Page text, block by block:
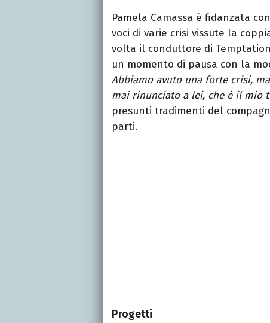
Pamela Camassa è fidanzata
voci di varie crisi vissute la
volta il conduttore di
un momento di pausa con la
Abbiamo avuto una forte crisi,
mai rinunciato a lei, che è il mio
presunti tradimenti del
parti.
Progetti